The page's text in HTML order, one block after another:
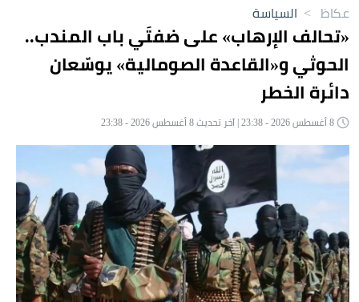
عكاظ > السياسة
«تحالف الإرهاب» على ضفتَي باب المندب..
الحوثي و«القاعدة الصومالية» يوسّعان
دائرة الخطر